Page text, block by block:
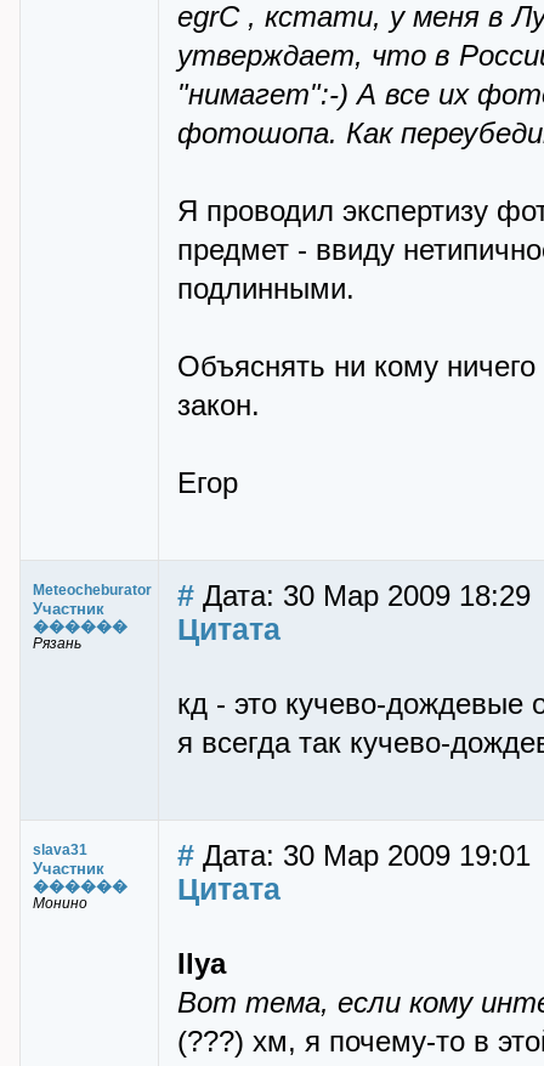
egrC , кстати, у меня в
утверждает, что в
"нимагет":-) А все их
фотошопа. Как
Я проводил экспертизу
предмет - ввиду
подлинными.
Объяснять ни кому
закон.
Егор
Meteocheburator
Участник
������
Рязань
# Дата: 30 Мар 2009 18:29
Цитата
кд - это кучево-дождевые
я всегда так кучево-
slava31
Участник
������
Монино
# Дата: 30 Мар 2009 19:01
Цитата
Ilya
Вот тема, если кому
(???) хм, я почему-то в